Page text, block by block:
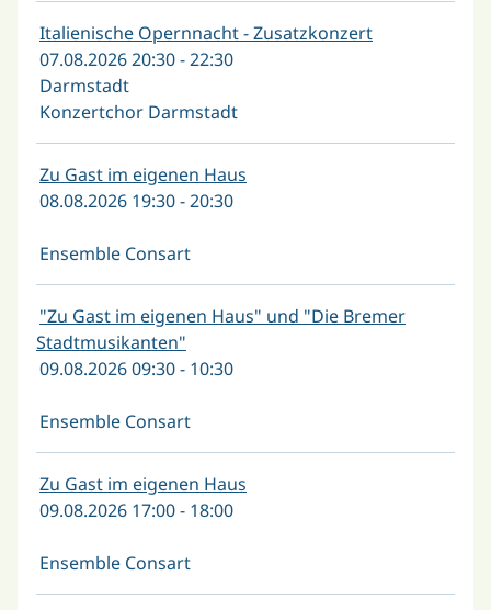
Italienische Opernnacht - Zusatzkonzert
07.08.2026 20:30 - 22:30
Darmstadt
Konzertchor Darmstadt
Zu Gast im eigenen Haus
08.08.2026 19:30 - 20:30
Ensemble Consart
"Zu Gast im eigenen Haus" und "Die Bremer
Stadtmusikanten"
09.08.2026 09:30 - 10:30
Ensemble Consart
Zu Gast im eigenen Haus
09.08.2026 17:00 - 18:00
Ensemble Consart